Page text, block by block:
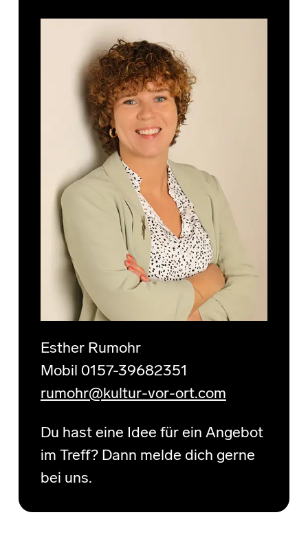
Esther Rumohr
Mobil 0157-39682351
rumohr@kultur-vor-ort.com
Du hast eine Idee für ein Angebot
im Treff? Dann melde dich gerne
bei uns.